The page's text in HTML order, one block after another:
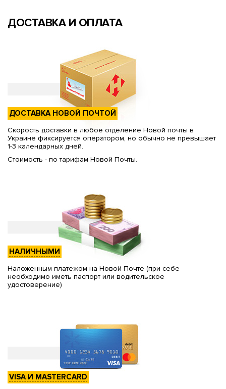
ДОСТАВКА И ОПЛАТА
ДОСТАВКА НОВОЙ ПОЧТОЙ
Скорость доставки в любое отделение Новой почты в
Украине фиксируется оператором, но обычно не превышает
1-3 календарных дней.
Стоимость - по тарифам Новой Почты.
НАЛИЧНЫМИ
Наложенным платежом на Новой Почте (при себе
необходимо иметь паспорт или водительское
удостоверение)
VISA И MASTERCARD